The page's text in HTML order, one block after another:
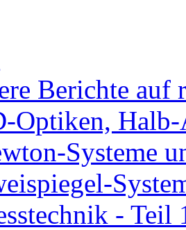
Berichte auf
Optiken, Halb-
Systeme
- Teil